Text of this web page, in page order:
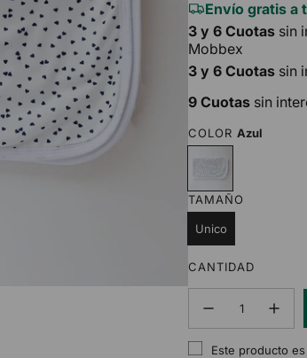
Envío gratis a
3 y 6 Cuotas sin
Mobbex
3 y 6 Cuotas sin
9 Cuotas sin
COLOR Azul
z
u
l
TAMAÑO
Unico
CANTIDAD
Este producto